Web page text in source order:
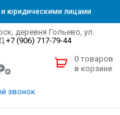
юридическими лицами
деревня Гольево, ул.
+7 (906) 717-79-44
звонок
0 товаров
в корзине